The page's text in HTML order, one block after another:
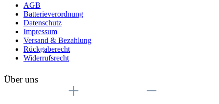
AGB
Batterieverordnung
Datenschutz
Impressum
Versand & Bezahlung
Rückgaberecht
Widerrufsrecht
Über uns